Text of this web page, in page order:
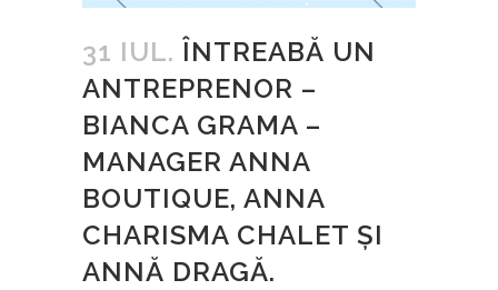
31 IUL. ÎNTREABĂ UN
ANTREPRENOR –
BIANCA GRAMA –
MANAGER ANNA
BOUTIQUE, ANNA
CHARISMA CHALET ȘI
ANNĂ DRAGĂ.